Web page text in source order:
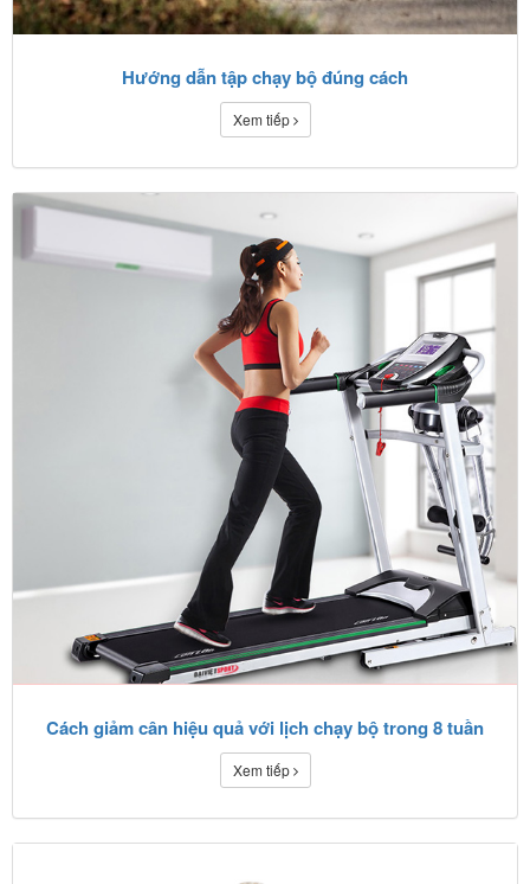
Hướng dẫn tập chạy bộ đúng cách
Xem tiếp
Cách giảm cân hiệu quả với lịch chạy bộ trong 8 tuần
Xem tiếp